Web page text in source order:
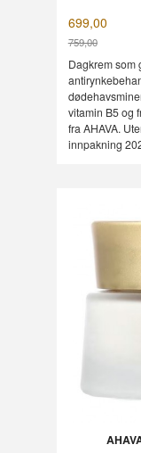
699,00
759,00
Rabatt
Dagkrem som
vitamin B5 og
fra AHAVA.
innpakning